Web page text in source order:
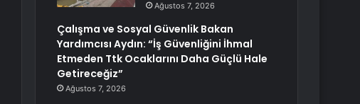
Ağustos 7, 2026
Çalışma ve Sosyal Güvenlik Bakan
Yardımcısı Aydın: “İş Güvenliğini İhmal
Etmeden Ttk Ocaklarını Daha Güçlü Hale
Getireceğiz”
Ağustos 7, 2026